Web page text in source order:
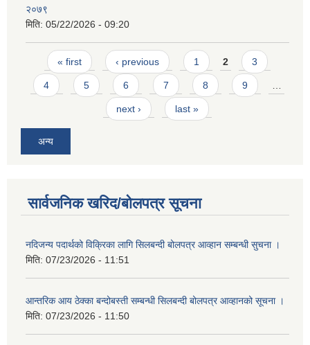
२०७९
मिति: 05/22/2026 - 09:20
Pages
« first ‹ previous 1 2 3
4 5 6 7 8 9
next › last »
अन्य
सार्वजनिक खरिद/बोलपत्र सूचना
नदिजन्य पदार्थको विक्रिका लागि सिलबन्दी बोलपत्र आव्हान सम्बन्धी सुचना ।
मिति: 07/23/2026 - 11:51
आन्तरिक आय ठेक्का बन्दोबस्ती सम्बन्धी सिलबन्दी बोलपत्र आव्हानको सूचना ।
मिति: 07/23/2026 - 11:50